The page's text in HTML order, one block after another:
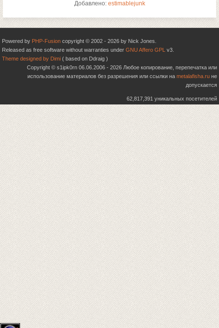
Добавлено: estimablejunk
Powered by PHP-Fusion copyright © 2002 - 2026 by Nick Jones.
Released as free software without warranties under GNU Affero GPL v3.
Theme designed by Dimi ( based on Ddraig )
Copyright © s1ipk0rn 06.06.2006 - 2026 Любое копирование, перепечатка или
использование материалов без разрешения или ссылки на metalafisha.ru не
допускается
62,817,391 уникальных посетителей